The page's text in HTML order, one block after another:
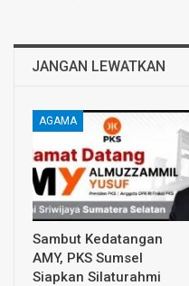
JANGAN LEWATKAN
AGAMA
Sambut Kedatangan
AMY, PKS Sumsel
Siapkan Silaturahmi